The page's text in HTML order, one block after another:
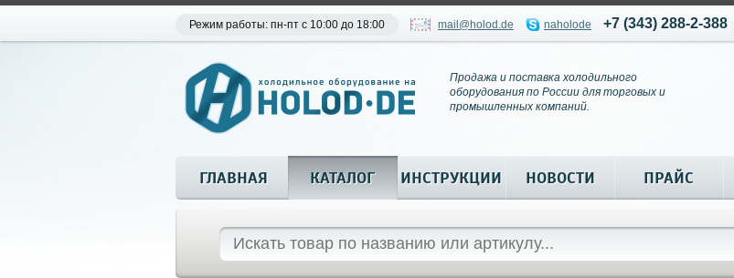
Режим работы: пн-пт с 10:00 до 18:00 mail@holod.de naholode +7 (343) 288-2-388
Продажа и поставка холодильного
оборудования по России для торговых и
промышленных компаний.
ГЛАВНАЯ КАТАЛОГ ИНСТРУКЦИИ НОВОСТИ ПРАЙС